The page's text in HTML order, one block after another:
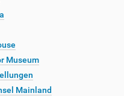
Museum
Mainland